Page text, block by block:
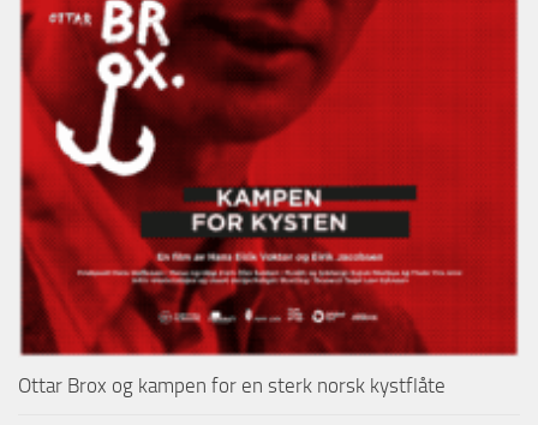
Ottar Brox og kampen for en sterk norsk kystflåte